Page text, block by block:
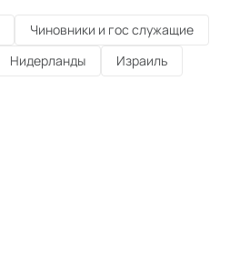
Чиновники и гос служащие
Нидерланды Израиль